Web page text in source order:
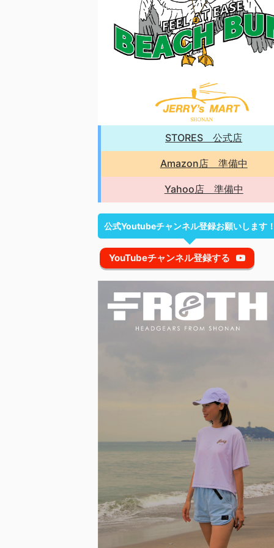
STORES 公式店
Amazon店 準備中
Yahoo店 準備中
公式Youtubeチャンネル登録お願いします
YouTubeチャンネル登録する